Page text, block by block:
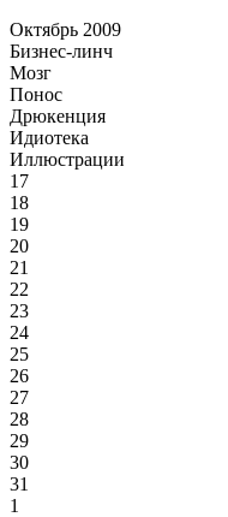
Октябрь 2009
Бизнес-линч
Мозг
Понос
Дрюкенция
Идиотека
Иллюстрации
17
18
19
20
21
22
23
24
25
26
27
28
29
30
31
1